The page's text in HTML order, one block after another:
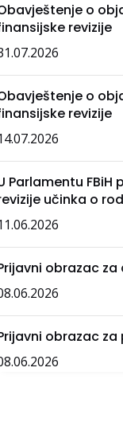
o
revizije
o
revizije
Parlamentu
učinka o
obrazac za
obrazac